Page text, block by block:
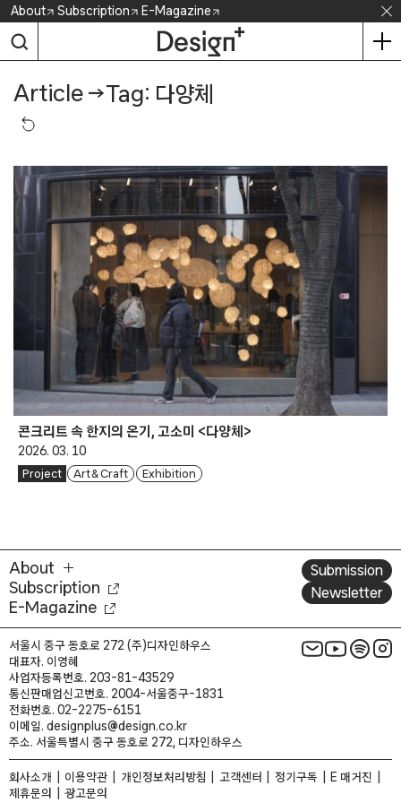
Skip
content
About Subscription E-Magazine
Article →Tag: 다양체
콘크리트 속 한지의 온기, 고소미 <다양체>
2026. 03. 10
Project Art & Craft Exhibition
About
Subscription
E-Magazine
Submission
Newsletter
서울시 중구 동호로 272 (주)디자인하우스
대표자. 이영혜
사업자등록번호. 203-81-43529
통신판매업신고번호. 2004-서울중구-1831
전화번호. 02-2275-6151
이메일. designplus@design.co.kr
주소. 서울특별시 중구 동호로 272, 디자인하우스
회사소개 이용약관 개인정보처리방침 고객센터 정기구독
E 매거진
제휴문의
광고문의